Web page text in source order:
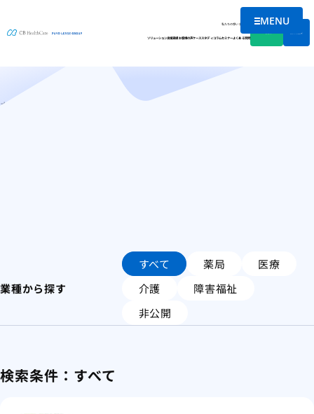
メニュー
MENU
私たちの想い会社情報
ソリューション支援実績お客様の声ケーススタディコラムセミナーよくある質問
お客様の声
ホーム
業種から探す
すべて 薬局
医療
介護
障害福祉
非公開
検索条件： すべて